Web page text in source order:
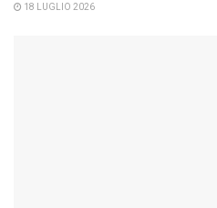
18 LUGLIO 2026